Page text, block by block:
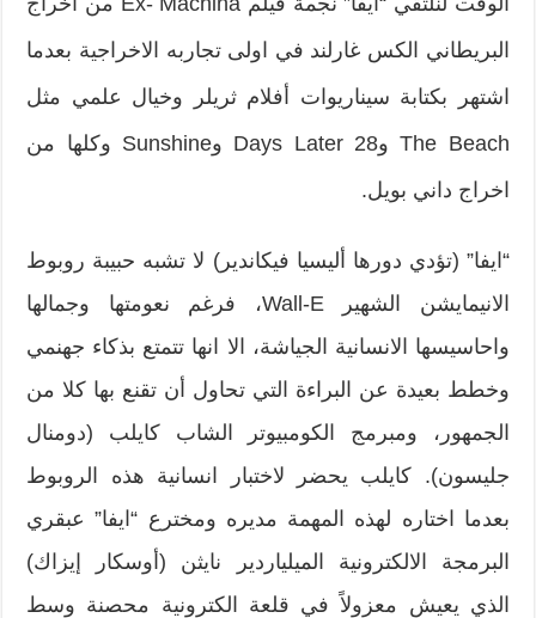
البريطاني الكس غارلند في اولى تجاربه الاخراجية بعدما
اشتهر بكتابة سيناريوات أفلام ثريلر وخيال علمي مثل
The Beach و28 Days Later وSunshine وكلها من
اخراج داني بويل.
“ايفا” (تؤدي دورها أليسيا فيكاندير) لا تشبه حبيبة روبوط
الانيمايشن الشهير Wall-E، فرغم نعومتها وجمالها
واحاسيسها الانسانية الجياشة، الا انها تتمتع بذكاء جهنمي
وخطط بعيدة عن البراءة التي تحاول أن تقنع بها كلا من
الجمهور، ومبرمج الكومبيوتر الشاب كايلب (دومنال
جليسون). كايلب يحضر لاختبار انسانية هذه الروبوط
بعدما اختاره لهذه المهمة مديره ومخترع “ايفا” عبقري
البرمجة الالكترونية الميلياردير نايثن (أوسكار إيزاك)
الذي يعيش معزولاً في قلعة الكترونية محصنة وسط